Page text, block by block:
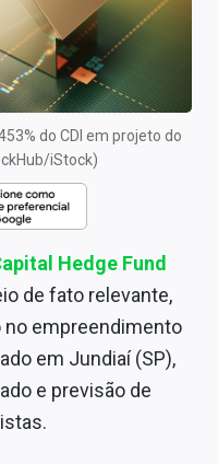
do CDI em projeto do
iStock)
Hedge Fund
de fato relevante,
empreendimento
em Jundiaí (SP),
e previsão de